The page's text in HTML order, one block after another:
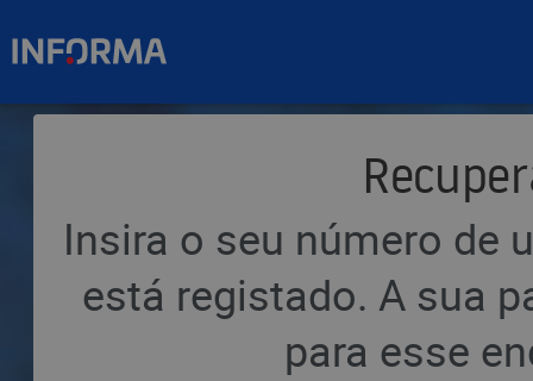
Insira o seu número de
está registado. A sua
para esse